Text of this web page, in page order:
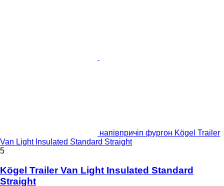
напівпричіп фургон Kögel Trailer
Van Light Insulated Standard Straight
5
Kögel Trailer Van Light Insulated Standard
Straight